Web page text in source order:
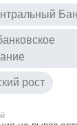
рост